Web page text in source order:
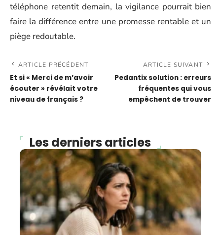
téléphone retentit demain, la vigilance pourrait bien
faire la différence entre une promesse rentable et un
piège redoutable.
ARTICLE PRÉCÉDENT
Et si « Merci de m’avoir
écouter » révélait votre
niveau de français ?
ARTICLE SUIVANT
Pedantix solution : erreurs
fréquentes qui vous
empêchent de trouver
Les derniers articles